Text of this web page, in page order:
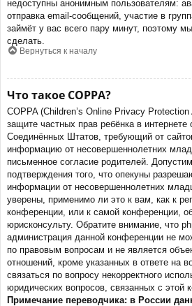
недоступны анонимным пользователям:
отправка email-сообщений, участие в
займёт у вас всего пару минут, поэтому
сделать.
Вернуться к началу
Что такое COPPA?
COPPA (Children’s Online Privacy
защите частных прав ребёнка в интернете
Соединённых Штатов, требующий от
информацию от несовершеннолетних
письменное согласие родителей.
подтверждения того, что опекуны
информации от несовершеннолетних
уверены, применимо ли это к вам, как к
конференции, или к самой конференции,
юрисконсульту. Обратите внимание, что
администрация данной конференции не
по правовым вопросам и не является
отношений, кроме указанных в ответе на
связаться по вопросу некорректного
юридических вопросов, связанных с этой
Примечание переводчика: в России